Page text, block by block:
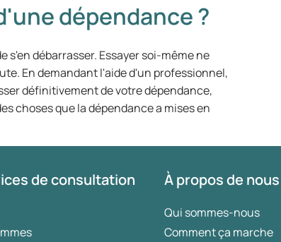
dépendance ?
s'en débarrasser. Essayer soi-même ne
En demandant l'aide d'un professionnel,
définitivement de votre dépendance,
choses que la dépendance a mises en
de consultation À propos de nous
Qui sommes-nous
Comment ça marche